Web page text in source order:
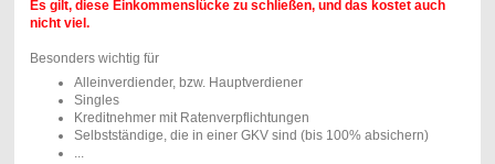
Es gilt, diese Einkommenslücke zu schließen, und das kostet auch
nicht viel.
Besonders wichtig für
Alleinverdiender, bzw. Hauptverdiener
Singles
Kreditnehmer mit Ratenverpflichtungen
Selbstständige, die in einer GKV sind (bis 100% absichern)